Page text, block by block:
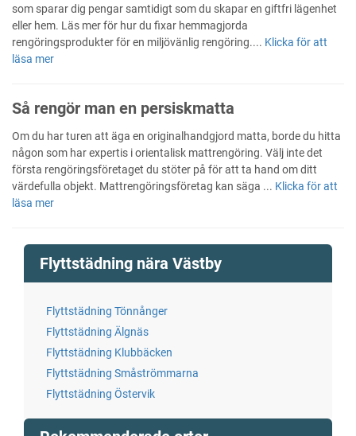
som sparar dig pengar samtidigt som du skapar en giftfri lägenhet
eller hem. Läs mer för hur du fixar hemmagjorda
rengöringsprodukter för en miljövänlig rengöring.... Klicka för att
läsa mer
Så rengör man en persiskmatta
Om du har turen att äga en originalhandgjord matta, borde du hitta
någon som har expertis i orientalisk mattrengöring. Välj inte det
första rengöringsföretaget du stöter på för att ta hand om ditt
värdefulla objekt. Mattrengöringsföretag kan säga ... Klicka för att
läsa mer
Flyttstädning nära Västby
Flyttstädning Tönnånger
Flyttstädning Älgnäs
Flyttstädning Klubbäcken
Flyttstädning Småströmmarna
Flyttstädning Östervik